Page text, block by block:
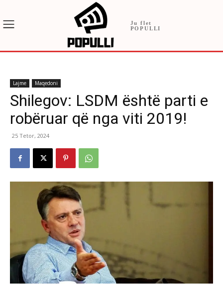
Ju flet
POPULLI
Lajme Maqedoni
Shilegov: LSDM është parti e
robëruar që nga viti 2019!
25 Tetor, 2024